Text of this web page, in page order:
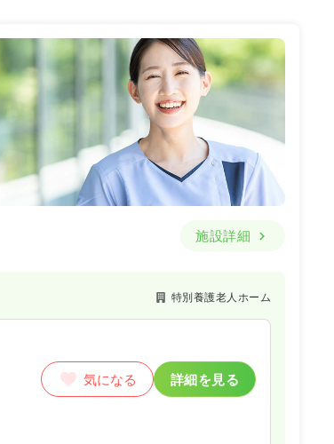
施設詳細
特別養護老人ホーム
気になる 詳細を見る